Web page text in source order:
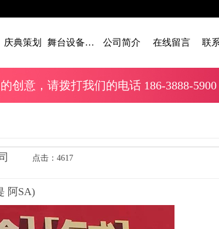
庆典策划 舞台设备租赁 公司简介 在线留言 联
创意，请拨打我们的电话 186-3888-5900
点击：4617
阿SA)